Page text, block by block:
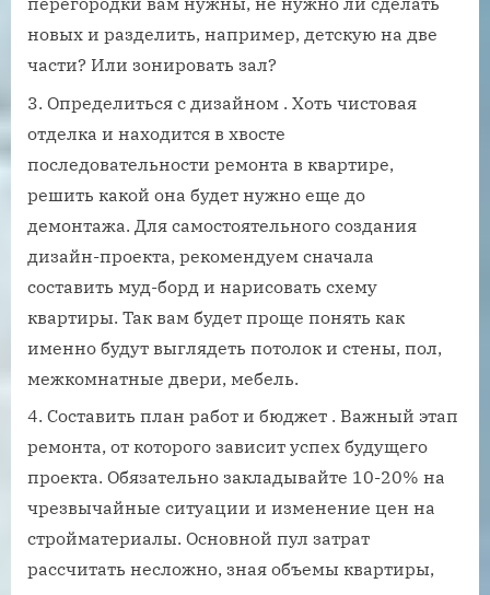
новых и разделить, например, детскую на две
части? Или зонировать зал?
Определиться с дизайном . Хоть чистовая
отделка и находится в хвосте
последовательности ремонта в квартире,
решить какой она будет нужно еще до
демонтажа. Для самостоятельного создания
дизайн-проекта, рекомендуем сначала
составить муд-борд и нарисовать схему
квартиры. Так вам будет проще понять как
именно будут выглядеть потолок и стены, пол,
межкомнатные двери, мебель.
Составить план работ и бюджет . Важный этап
ремонта, от которого зависит успех будущего
проекта. Обязательно закладывайте 10-20% на
чрезвычайные ситуации и изменение цен на
стройматериалы. Основной пул затрат
рассчитать несложно, зная объемы квартиры,